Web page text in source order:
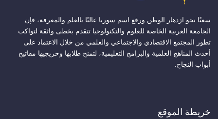
سعيًا نحو ازدهار الوطن ورفع اسم سوريا عاليًا بالعلم والمعرفة، فإن
الجامعة العربية الخاصة للعلوم والتكنولوجيا تتقدم بخطى واثقة لتواكب
تطور المجتمع الاقتصادي والاجتماعي والعلمي من خلال الاعتماد على
أحدث المناهج العلمية والبرامج التعليمية، لتمنح طلابها وخريجيها مفاتيح
أبواب النجاح.
خريطة الموقع